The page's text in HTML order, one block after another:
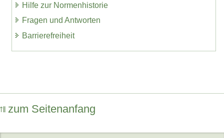
Hilfe zur Normenhistorie
Fragen und Antworten
Barrierefreiheit
zum Seitenanfang